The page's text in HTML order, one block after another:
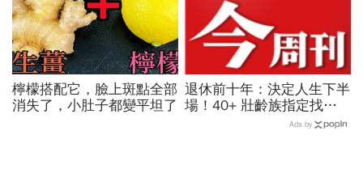
檸檬搭配它，臉上斑點全部
消失了，小肚子都變平坦了
退休前十年：決定人生下半
場！40+ 壯齡族指定找藍
太太學包租代管，打造穩健
Ads by